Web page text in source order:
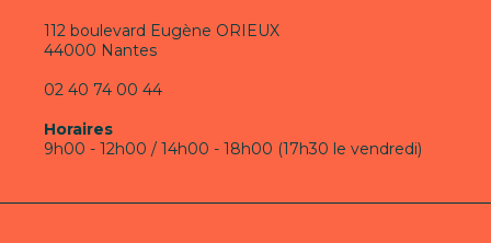
112 boulevard Eugène ORIEUX
44000 Nantes
02 40 74 00 44
Horaires
9h00 - 12h00 / 14h00 - 18h00 (17h30 le vendredi)